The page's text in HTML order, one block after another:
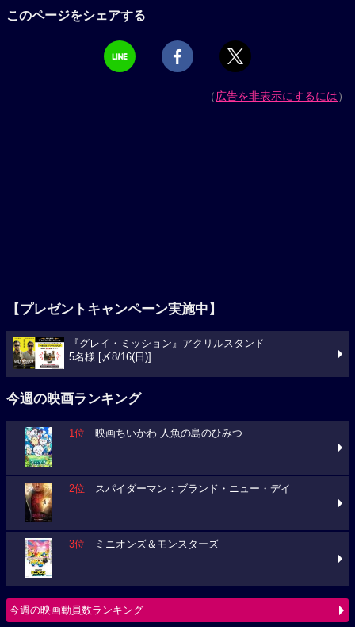
このページをシェアする
（広告を非表示にするには）
【プレゼントキャンペーン実施中】
『グレイ・ミッション』アクリルスタンド
5名様 [〆8/16(日)]
今週の映画ランキング
1位 映画ちいかわ 人魚の島のひみつ
2位 スパイダーマン：ブランド・ニュー・デイ
3位 ミニオンズ＆モンスターズ
今週の映画動員数ランキング